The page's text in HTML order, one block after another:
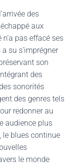
des
aux
pas effacé ses
su s’imprégner
son
des
sonorités
des genres tels
redonner au
audience plus
le blues continue
le monde